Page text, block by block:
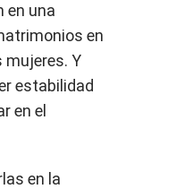
en una
en
mujeres. Y
estabilidad
en el
en la